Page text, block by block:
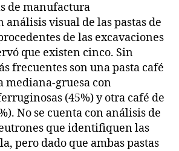
de manufactura
análisis visual de las pastas de
de las excavaciones
que existen cinco. Sin
frecuentes son una pasta café
mediana-gruesa con
(45%) y otra café de
No se cuenta con análisis de
que identifiquen las
pero dado que ambas pastas